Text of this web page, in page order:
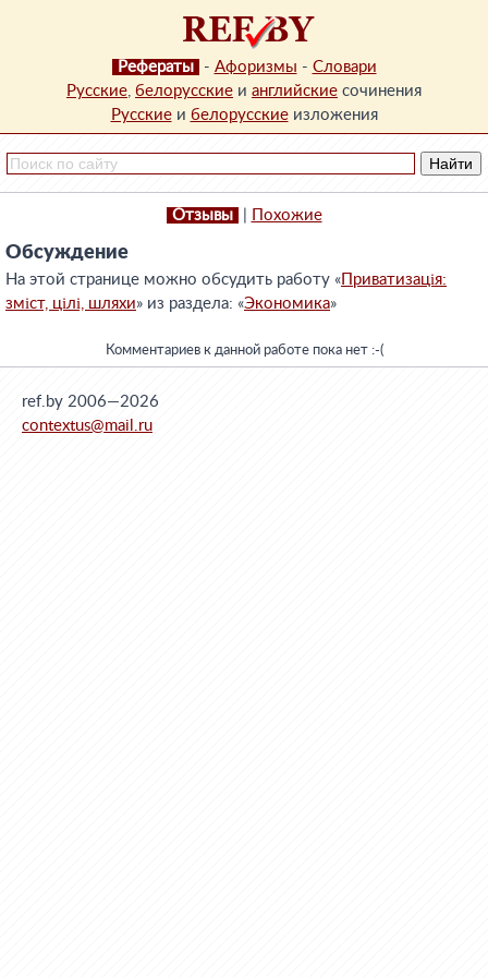
Рефераты - Афоризмы - Словари
Русские, белорусские и английские сочинения
Русскиеи белорусскиеизложения
Отзывы Похожие
Обсуждение
На этой странице можно обсудить работу « Приватизація:
зміст, цілі, шляхи» из раздела: «Экономика»
Комментариев к данной работе пока нет :-(
ref.by 2006—2026
contextus@mail.ru